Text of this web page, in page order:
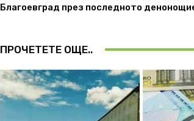
Благоевград през последното
ПРОЧЕТЕТЕ ОЩЕ..